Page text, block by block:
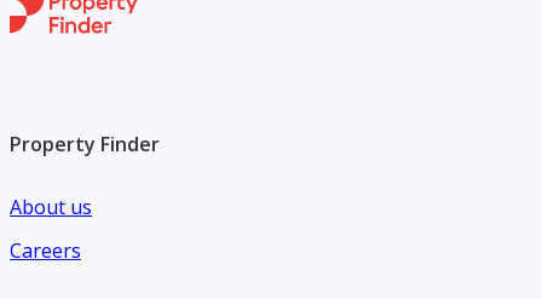
Property Finder
About us
Careers